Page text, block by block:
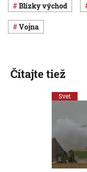
Blízky východ
vojna
Čítajte tiež
Svet